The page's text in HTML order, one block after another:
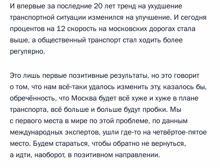
И впервые за последние 20 лет тренд на ухудшение
транспортной ситуации изменился на улучшение. И сегодня
процентов на 12 скорость на московских дорогах стала
выше, а общественный транспорт стал ходить более
регулярно.
Это лишь первые позитивные результаты, но это говорит
о том, что нам всё‑таки удалось изменить эту, казалось бы,
обречённость, что Москва будет всё хуже и хуже в плане
транспорта, всё больше и больше будут пробки. Мы
с первого места в мире по этой проблеме, по данным
международных экспертов, ушли где‑то на четвёртое-пятое
место. Будем стараться, чтобы обратно не вернуться,
а идти, наоборот, в позитивном направлении.